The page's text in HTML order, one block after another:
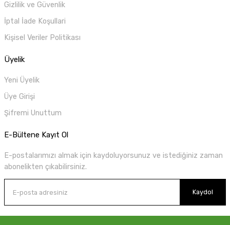
Gizlilik ve Güvenlik
İptal İade Koşullari
Kişisel Veriler Politikası
Üyelik
Yeni Üyelik
Üye Girişi
Şifremi Unuttum
E-Bültene Kayıt Ol
E-postalarımızı almak için kaydoluyorsunuz ve istediğiniz zaman
abonelikten çıkabilirsiniz.
Kaydol